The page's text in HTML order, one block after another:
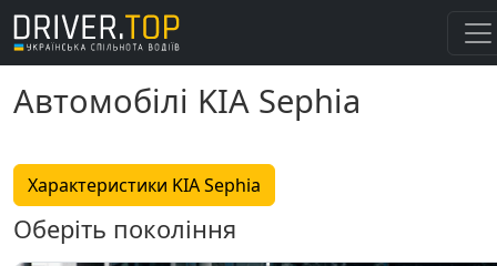
Автомобілі KIA Sephia
Характеристики KIA Sephia
Оберіть покоління